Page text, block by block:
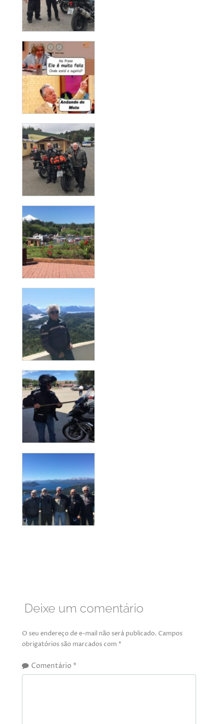
Deixe um comentário
O seu endereço de e-mail não será publicado. Campos
obrigatórios são marcados com *
Comentário *